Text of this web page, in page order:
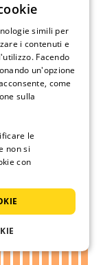
simili per
i contenuti e
Facendo
un'opzione
come
sulla
le
non si
con